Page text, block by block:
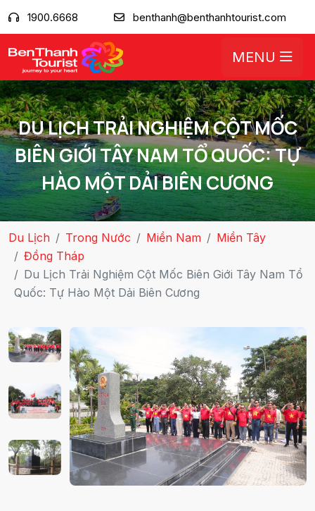
1900.6668 benthanh@benthanhtourist.com
MENU
DU LỊCH TRẢI NGHIỆM CỘT MỐC
BIÊN GIỚI TÂY NAM TỔ QUỐC: TỰ
HÀO MỘT DẢI BIÊN CƯƠNG
Du Lịch Trong Nước Miền Nam
Miền Tây
Đồng Tháp
Du Lịch Trải Nghiệm Cột Mốc Biên Giới Tây Nam Tổ
Quốc: Tự Hào Một Dải Biên Cương